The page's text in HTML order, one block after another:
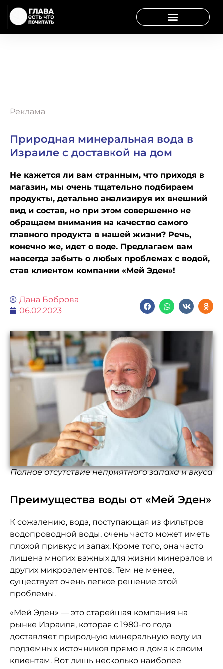
Реклама
Природная минеральная вода в
Израиле с доставкой на дом
Не кажется ли вам странным, что приходя в
магазин, мы очень тщательно подбираем
продукты, детально анализируя их внешний
вид и состав, но при этом совершенно не
обращаем внимания на качество самого
главного продукта в нашей жизни? Речь,
конечно же, идет о воде. Предлагаем вам
навсегда забыть о любых проблемах с водой,
став клиентом компании «Мей Эден»!
Дана Боброва
06.02.2023
Полное отсутствие неприятного запаха и вкуса
Преимущества воды от «Мей Эден»
К сожалению, вода, поступающая из фильтров
водопроводной воды, очень часто может иметь
плохой привкус и запах. Кроме того, она часто
лишена многих важных для жизни минералов и
других микроэлементов. Тем не менее,
существует очень легкое решение этой
проблемы.
«Мей Эден» — это старейшая компания на
рынке Израиля, которая с 1980-го года
доставляет природную минеральную воду из
подземных источников прямо в дома к своим
клиентам. Вот лишь несколько наиболее